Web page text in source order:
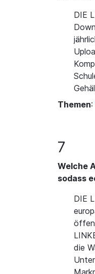
DIE
Themen:
7
Welche
sodass
DIE
die